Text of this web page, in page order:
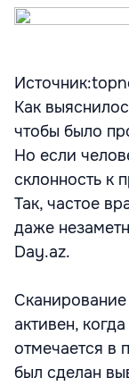
Как
чтобы было
Но если
склонность к
Так, частое
даже
Day.az.
Сканирование
активен,
отмечается в
был сделан